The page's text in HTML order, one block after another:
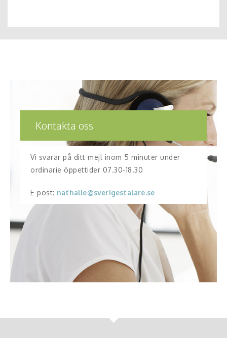
Kontakta oss
Vi svarar på ditt mejl inom 5 minuter under
ordinarie öppettider 07.30-18.30
E-post: nathalie@sverigestalare.se